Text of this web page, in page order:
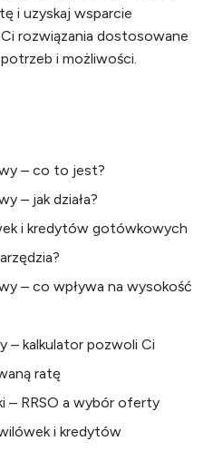
i uzyskaj wsparcie
rozwiązania dostosowane
i możliwości.
– co to jest?
– jak działa?
i kredytów gotówkowych
– co wpływa na wysokość
– kalkulator pozwoli Ci
ratę
– RRSO a wybór oferty
i kredytów